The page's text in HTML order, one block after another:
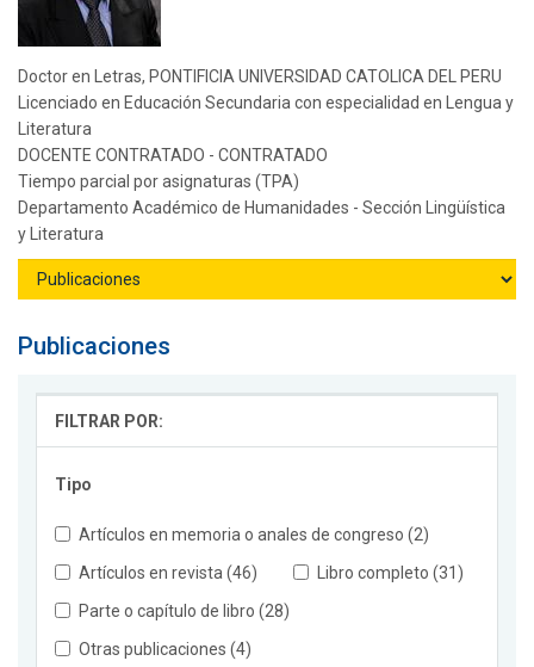
Doctor en Letras, PONTIFICIA UNIVERSIDAD CATOLICA DEL PERU
Licenciado en Educación Secundaria con especialidad en Lengua y
Literatura
DOCENTE CONTRATADO - CONTRATADO
Tiempo parcial por asignaturas (TPA)
Departamento Académico de Humanidades - Sección Lingüística
y Literatura
Publicaciones
FILTRAR POR:
Tipo
Artículos en memoria o anales de congreso (2)
Artículos en revista (46)
Libro completo (31)
Parte o capítulo de libro (28)
Otras publicaciones (4)